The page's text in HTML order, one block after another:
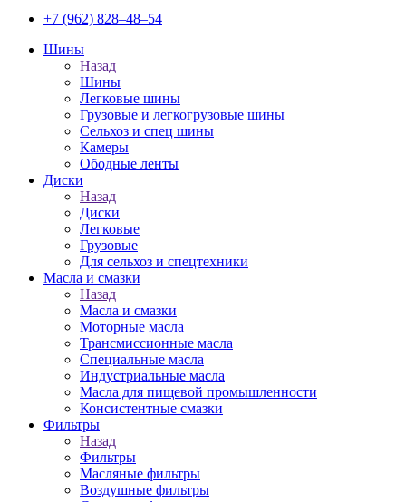
+7 (962) 828‒48‒54
Шины
Назад
Шины
Легковые шины
Грузовые и легкогрузовые шины
Сельхоз и спец шины
Камеры
Ободные ленты
Диски
Назад
Диски
Легковые
Грузовые
Для сельхоз и спецтехники
Масла и смазки
Назад
Масла и смазки
Моторные масла
Трансмиссионные масла
Специальные масла
Индустриальные масла
Масла для пищевой промышленности
Консистентные смазки
Фильтры
Назад
Фильтры
Масляные фильтры
Воздушные фильтры